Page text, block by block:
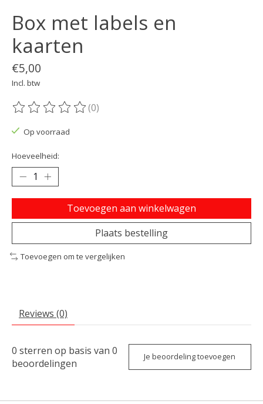
Box met labels en
kaarten
€5,00
Incl. btw
De beoordeling van dit product is
(0)
Op voorraad
Hoeveelheid:
Toevoegen aan winkelwagen
Plaats bestelling
Toevoegen om te vergelijken
Reviews (0)
0 sterren op basis van 0
beoordelingen
Je beoordeling toevoegen